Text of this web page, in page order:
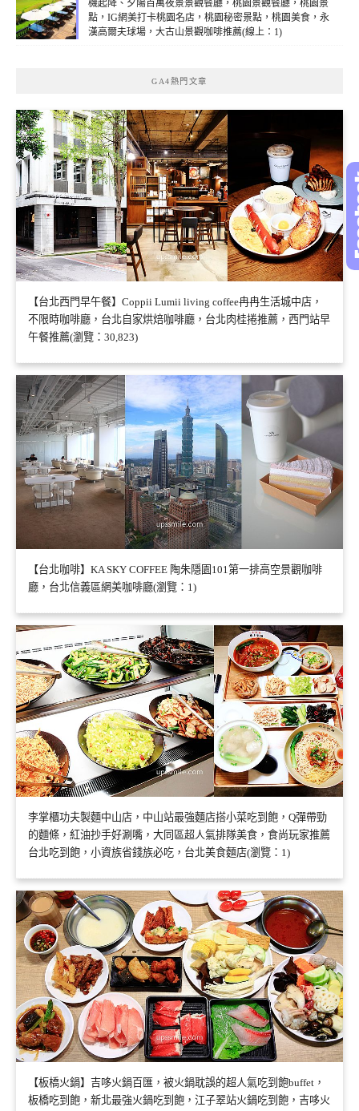
機起降、夕陽百萬夜景景觀餐廳，桃園景觀餐廳，桃園景
點，IG網美打卡桃園名店，桃園秘密景點，桃園美食，永
漢高爾夫球場，大古山景觀咖啡推薦(線上：1)
GA4熱門文章
【台北西門早午餐】Coppii Lumii living coffee冉冉生活城中店，
不限時咖啡廳，台北自家烘焙咖啡廳，台北肉桂捲推薦，西門站早
午餐推薦(瀏覽：30,823)
【台北咖啡】KA SKY COFFEE 陶朱隱園101第一排高空景觀咖啡
廳，台北信義區網美咖啡廳(瀏覽：1)
李掌櫃功夫製麵中山店，中山站最強麵店搭小菜吃到飽，Q彈帶勁
的麵條，紅油抄手好涮嘴，大同區超人氣排隊美食，食尚玩家推薦
台北吃到飽，小資族省錢族必吃，台北美食麵店(瀏覽：1)
【板橋火鍋】吉哆火鍋百匯，被火鍋耽誤的超人氣吃到飽buffet，
板橋吃到飽，新北最強火鍋吃到飽，江子翠站火鍋吃到飽，吉哆火